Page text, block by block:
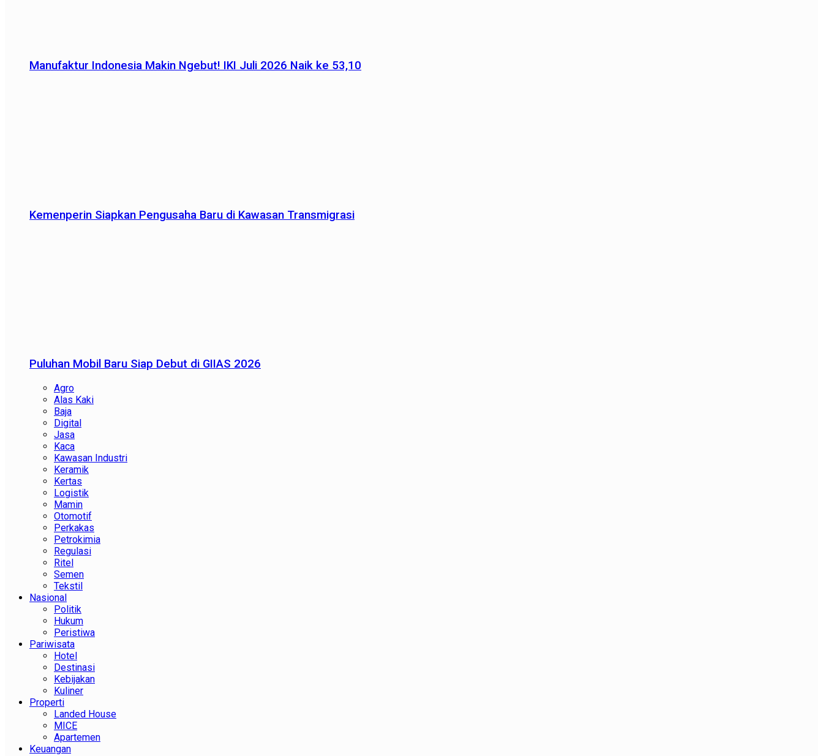
Manufaktur Indonesia Makin Ngebut! IKI Juli 2026 Naik ke 53,10
Kemenperin Siapkan Pengusaha Baru di Kawasan Transmigrasi
Puluhan Mobil Baru Siap Debut di GIIAS 2026
Agro
Alas Kaki
Baja
Digital
Jasa
Kaca
Kawasan Industri
Keramik
Kertas
Logistik
Mamin
Otomotif
Perkakas
Petrokimia
Regulasi
Ritel
Semen
Tekstil
Nasional
Politik
Hukum
Peristiwa
Pariwisata
Hotel
Destinasi
Kebijakan
Kuliner
Properti
Landed House
MICE
Apartemen
Keuangan